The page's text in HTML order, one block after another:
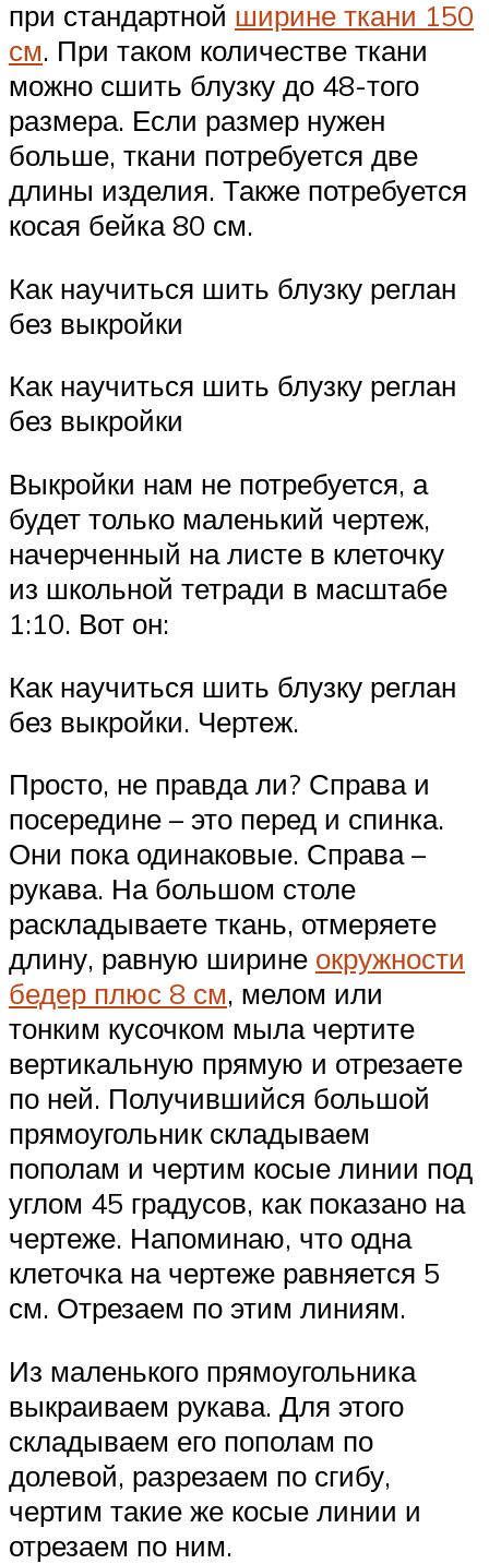
при стандартной ширине ткани 150
см. При таком количестве ткани
можно сшить блузку до 48-того
размера. Если размер нужен
больше, ткани потребуется две
длины изделия. Также потребуется
косая бейка 80 см.
Как научиться шить блузку реглан
без выкройки
Как научиться шить блузку реглан
без выкройки
Выкройки нам не потребуется, а
будет только маленький чертеж,
начерченный на листе в клеточку
из школьной тетради в масштабе
1:10. Вот он:
Как научиться шить блузку реглан
без выкройки. Чертеж.
Просто, не правда ли? Справа и
посередине – это перед и спинка.
Они пока одинаковые. Справа –
рукава. На большом столе
раскладываете ткань, отмеряете
длину, равную ширине окружности
бедер плюс 8 см, мелом или
тонким кусочком мыла чертите
вертикальную прямую и отрезаете
по ней. Получившийся большой
прямоугольник складываем
пополам и чертим косые линии под
углом 45 градусов, как показано на
чертеже. Напоминаю, что одна
клеточка на чертеже равняется 5
см. Отрезаем по этим линиям.
Из маленького прямоугольника
выкраиваем рукава. Для этого
складываем его пополам по
долевой, разрезаем по сгибу,
чертим такие же косые линии и
отрезаем по ним.